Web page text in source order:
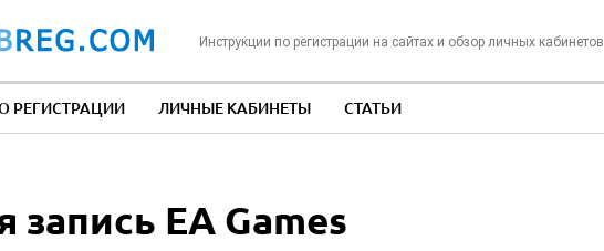
Инструкции по регистрации на сайтах и обзор личных кабинетов
РЕГИСТРАЦИИ ЛИЧНЫЕ КАБИНЕТЫ СТАТЬИ
запись EA Games